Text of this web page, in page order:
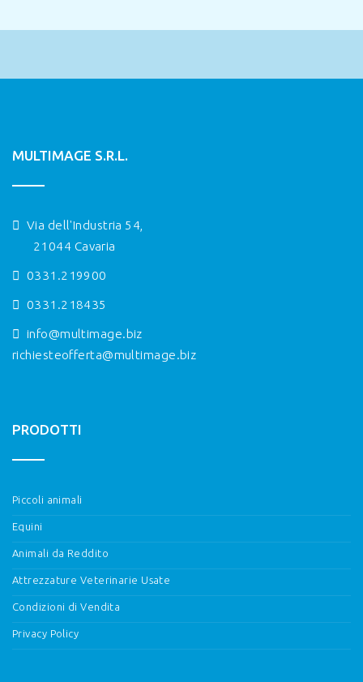
MULTIMAGE S.R.L.
Via dell'Industria 54,
21044 Cavaria
0331.219900
0331.218435
info@multimage.biz
richiesteofferta@multimage.biz
PRODOTTI
Piccoli animali
Equini
Animali da Reddito
Attrezzature Veterinarie Usate
Condizioni di Vendita
Privacy Policy